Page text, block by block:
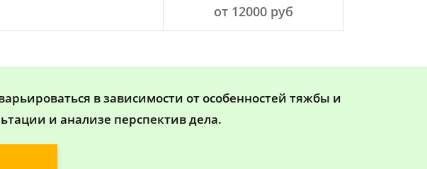
от 12000 руб
в зависимости от особенностей тяжбы и
и анализе перспектив дела.